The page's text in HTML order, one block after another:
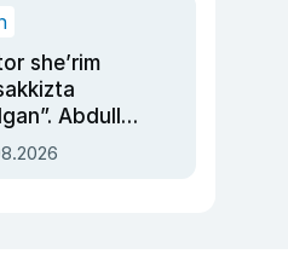
she’rim
Abdulla
asrab